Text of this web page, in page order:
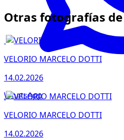
WhatsApp
Otras fotografías
VELORIO MARCELO DOTTI
14.02.2026
VELORIO MARCELO DOTTI
14.02.2026